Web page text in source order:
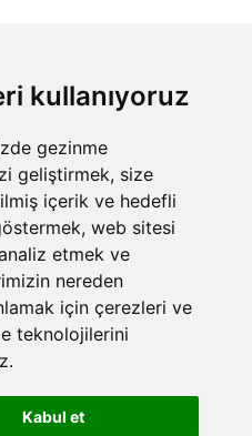
kullanıyoruz
gezinme
geliştirmek, size
içerik ve hedefli
web sitesi
etmek ve
nereden
için çerezleri ve
teknolojilerini
Kabul et